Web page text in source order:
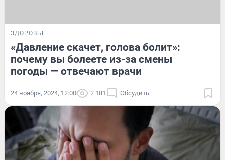
ЗДОРОВЬЕ
«Давление скачет, голова болит»:
почему вы болеете из-за смены
погоды — отвечают врачи
24 ноября, 2024, 12:00 2 181 Обсудить